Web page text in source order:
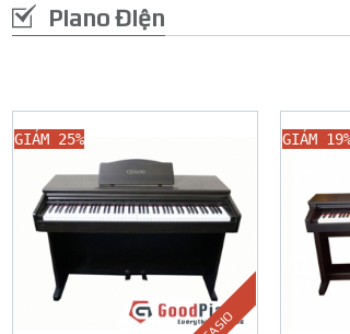
Piano Điện
CASIO
GIẢM 25% GIẢM